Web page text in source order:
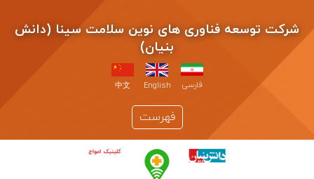
شرکت توسعه فناوری های نوین سلامت سینا (دانش
بنیان)
فارسی English
中文
فهرست